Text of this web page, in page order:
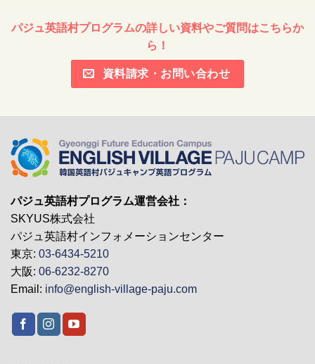
パジュ英語村プログラムの詳しい資料やご質問はこちらか
ら！
資料請求・お問い合わせ
パジュ英語村プログラム運営会社：
SKYUS株式会社
パジュ英語村インフォメーションセンター
東京: 03-6434-5210
大阪: 06-6232-8270
Email: info@english-village-paju.com